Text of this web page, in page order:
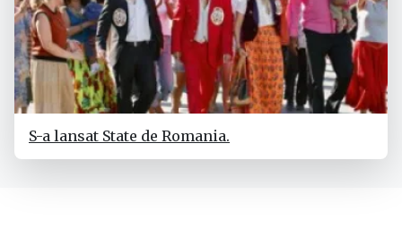
S-a lansat State de Romania.